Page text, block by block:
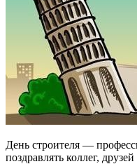
День строителя —
поздравлять коллег,